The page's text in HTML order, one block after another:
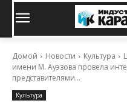
Домой Новости Культура
имени М. Ауэзова провела
представителями...
Культура